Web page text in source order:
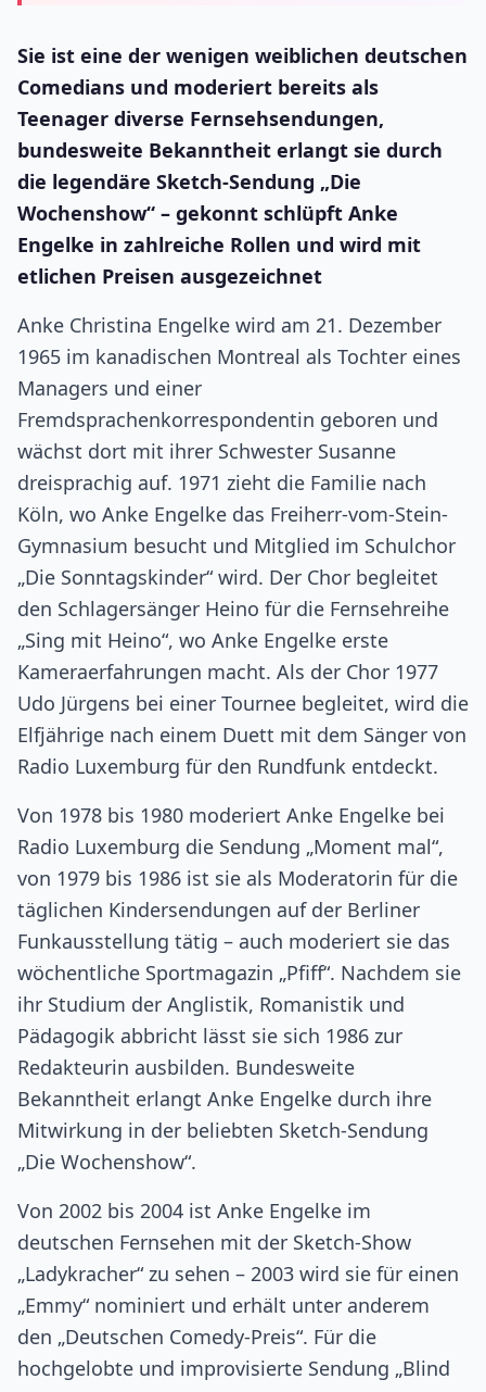
Sie ist eine der wenigen weiblichen deutschen
Comedians und moderiert bereits als
Teenager diverse Fernsehsendungen,
bundesweite Bekanntheit erlangt sie durch
die legendäre Sketch-Sendung „Die
Wochenshow“ – gekonnt schlüpft Anke
Engelke in zahlreiche Rollen und wird mit
etlichen Preisen ausgezeichnet
Anke Christina Engelke wird am 21. Dezember
1965 im kanadischen Montreal als Tochter eines
Managers und einer
Fremdsprachenkorrespondentin geboren und
wächst dort mit ihrer Schwester Susanne
dreisprachig auf. 1971 zieht die Familie nach
Köln, wo Anke Engelke das Freiherr-vom-Stein-
Gymnasium besucht und Mitglied im Schulchor
„Die Sonntagskinder“ wird. Der Chor begleitet
den Schlagersänger Heino für die Fernsehreihe
„Sing mit Heino“, wo Anke Engelke erste
Kameraerfahrungen macht. Als der Chor 1977
Udo Jürgens bei einer Tournee begleitet, wird die
Elfjährige nach einem Duett mit dem Sänger von
Radio Luxemburg für den Rundfunk entdeckt.
Von 1978 bis 1980 moderiert Anke Engelke bei
Radio Luxemburg die Sendung „Moment mal“,
von 1979 bis 1986 ist sie als Moderatorin für die
täglichen Kindersendungen auf der Berliner
Funkausstellung tätig – auch moderiert sie das
wöchentliche Sportmagazin „Pfiff“. Nachdem sie
ihr Studium der Anglistik, Romanistik und
Pädagogik abbricht lässt sie sich 1986 zur
Redakteurin ausbilden. Bundesweite
Bekanntheit erlangt Anke Engelke durch ihre
Mitwirkung in der beliebten Sketch-Sendung
„Die Wochenshow“.
Von 2002 bis 2004 ist Anke Engelke im
deutschen Fernsehen mit der Sketch-Show
„Ladykracher“ zu sehen – 2003 wird sie für einen
„Emmy“ nominiert und erhält unter anderem
den „Deutschen Comedy-Preis“. Für die
hochgelobte und improvisierte Sendung „Blind